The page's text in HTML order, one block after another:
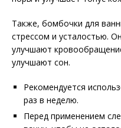
Также, бомбочки для
стрессом и усталостью.
улучшают
улучшают сон.
Рекомендуется
раз в неделю.
Перед применением